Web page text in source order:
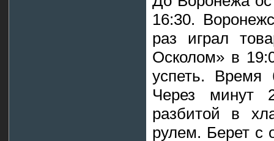
16:30.
раз играл
Осколом» в
успеть.
Через минут
разбитой в
рулем. Берет с